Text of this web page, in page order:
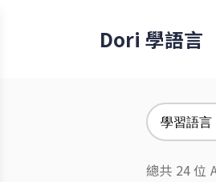
Dori 學語言
學習語言
總共 24 位